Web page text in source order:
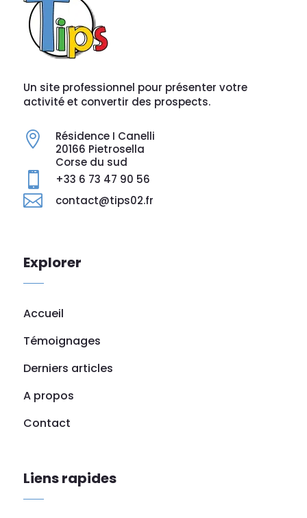
Un site professionnel pour présenter votre
activité et convertir des prospects.

Résidence I Canelli
20166 Pietrosella
Corse du sud
 +33 6 73 47 90 56
 contact@tips02.fr
Explorer
Accueil
Témoignages
Derniers articles
A propos
Contact
Liens rapides